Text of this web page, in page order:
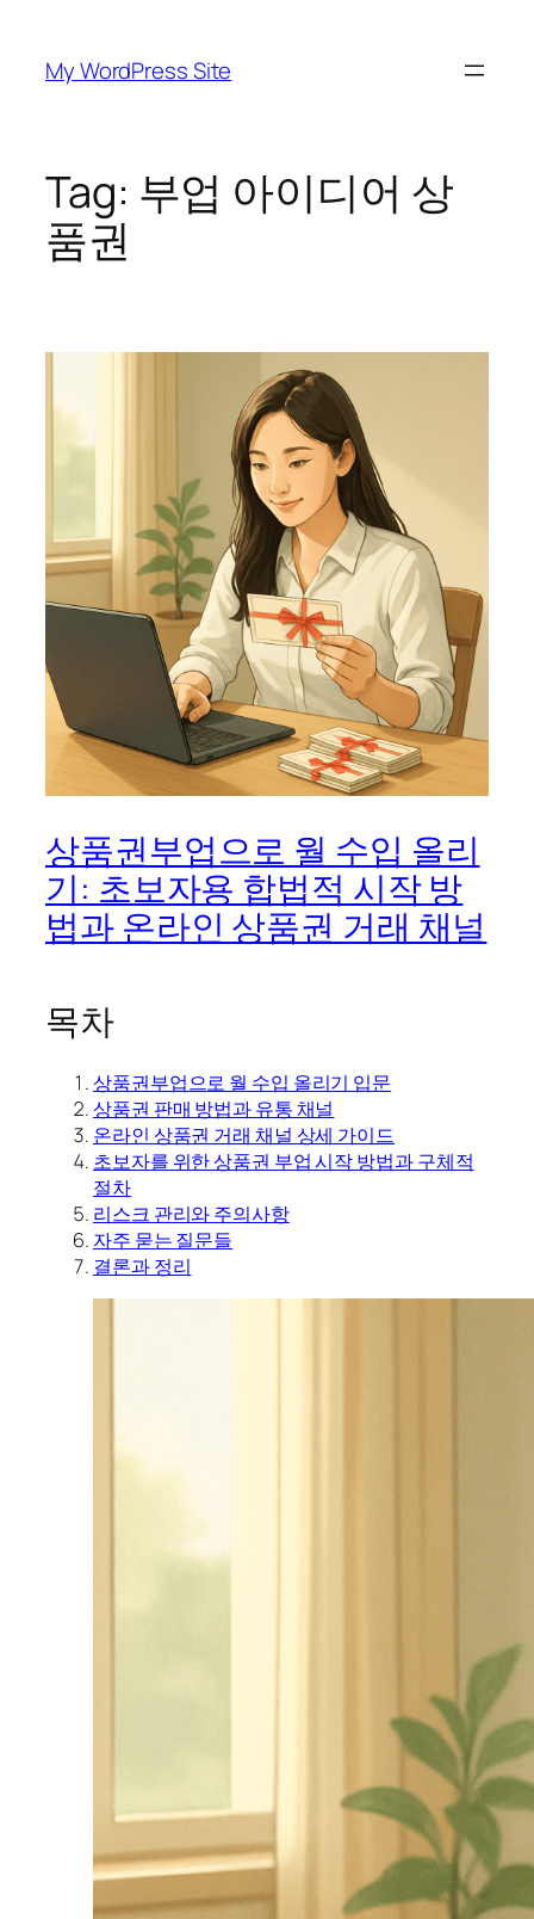
content
My WordPress Site
Tag: 부업 아이디어 상
품권
상품권부업으로 월 수입 올리
기: 초보자용 합법적 시작 방
법과 온라인 상품권 거래 채널
목차
상품권부업으로 월 수입 올리기 입문
상품권 판매 방법과 유통 채널
온라인 상품권 거래 채널 상세 가이드
초보자를 위한 상품권 부업 시작 방법과 구체적
절차
리스크 관리와 주의사항
자주 묻는 질문들
결론과 정리